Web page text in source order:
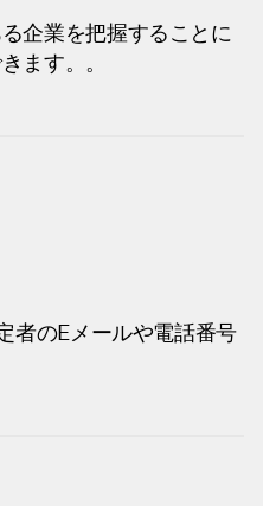
企業を把握することに
ます。。
者のEメールや電話番号